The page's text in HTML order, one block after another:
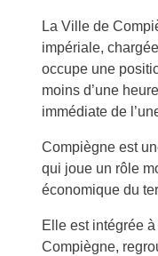
La Ville de
impériale,
occupe une
moins d’une
immédiate de
Compiègne est
qui joue un rôle
économique du
Elle est intégrée
Compiègne,